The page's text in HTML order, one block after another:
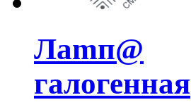
Лamп@
галогенная